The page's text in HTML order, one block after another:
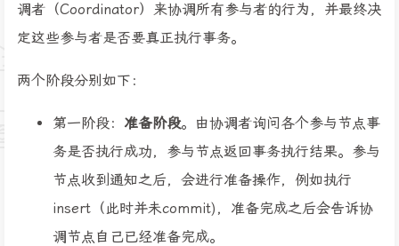
调者（Coordinator）来协调所有参与者的行为，并最终决
定这些参与者是否要真正执行事务。
两个阶段分别如下：
第一阶段： 准备阶段。由协调者询问各个参与节点事
务是否执行成功，参与节点返回事务执行结果。参与
节点收到通知之后，会进行准备操作，例如执行
insert（此时并未commit)，准备完成之后会告诉协
调节点自己已经准备完成。